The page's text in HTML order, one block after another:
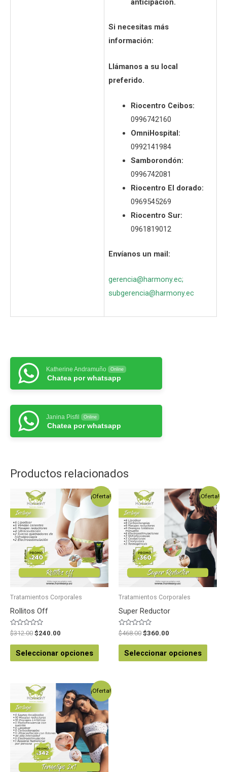
anticipación.
Si necesitas más
información:
Llámanos a su local
preferido.
Riocentro Ceibos:
0996742160
OmniHospital:
0992141984
Samborondón:
0996742081
Riocentro El dorado:
0969545269
Riocentro Sur:
0961819012
Envíanos un mail:
gerencia@harmony.ec;
subgerencia@harmony.ec
Katherine Andramuño Online
Chatea por whatsapp
Janina Pisfil Online
Chatea por whatsapp
Productos relacionados
¡Oferta!
Tratamientos Corporales
Rollitos Off
Valorado
en
0
de
$312.00 $240.00
Seleccionar opciones
¡Oferta!
Tratamientos Corporales
Super Reductor
Valorado
en
0
de
$468.00 $360.00
Seleccionar opciones
¡Oferta!